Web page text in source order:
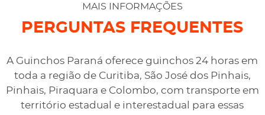
desviaram para uma oficina mais próximo, sem
qualquer custo na maior boa vontade.
MAIS INFORMAÇÕES
PERGUNTAS FREQUENTES
A Guinchos Paraná oferece guinchos 24 horas em
toda a região de Curitiba, São José dos Pinhais,
Pinhais, Piraquara e Colombo, com transporte em
território estadual e interestadual para essas